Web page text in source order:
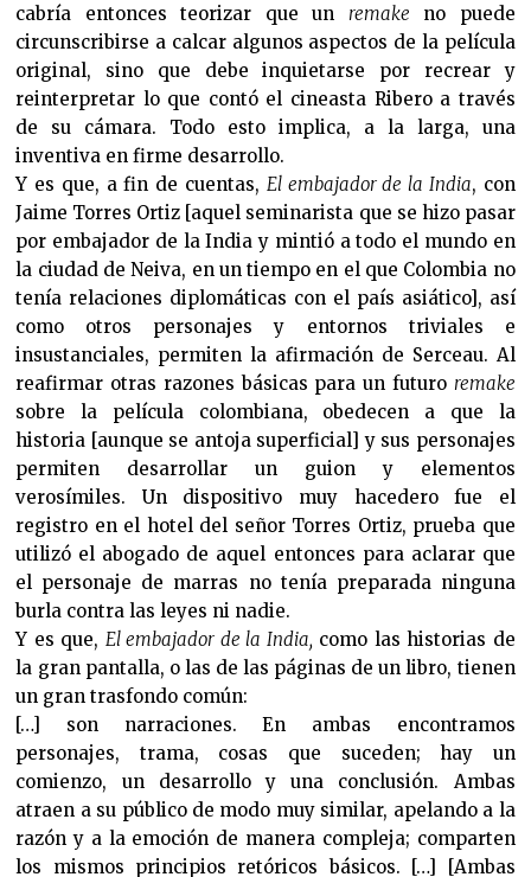
cabría entonces teorizar que un remake no puede
circunscribirse a calcar algunos aspectos de la película
original, sino que debe inquietarse por recrear y
reinterpretar lo que contó el cineasta Ribero a través
de su cámara. Todo esto implica, a la larga, una
inventiva en firme desarrollo.
Y es que, a fin de cuentas, El embajador de la India, con
Jaime Torres Ortiz [aquel seminarista que se hizo pasar
por embajador de la India y mintió a todo el mundo en
la ciudad de Neiva, en un tiempo en el que Colombia no
tenía relaciones diplomáticas con el país asiático], así
como otros personajes y entornos triviales e
insustanciales, permiten la afirmación de Serceau. Al
reafirmar otras razones básicas para un futuro remake
sobre la película colombiana, obedecen a que la
historia [aunque se antoja superficial] y sus personajes
permiten desarrollar un guion y elementos
verosímiles. Un dispositivo muy hacedero fue el
registro en el hotel del señor Torres Ortiz, prueba que
utilizó el abogado de aquel entonces para aclarar que
el personaje de marras no tenía preparada ninguna
burla contra las leyes ni nadie.
Y es que, El embajador de la India, como las historias de
la gran pantalla, o las de las páginas de un libro, tienen
un gran trasfondo común:
[…] son narraciones. En ambas encontramos
personajes, trama, cosas que suceden; hay un
comienzo, un desarrollo y una conclusión. Ambas
atraen a su público de modo muy similar, apelando a la
razón y a la emoción de manera compleja; comparten
los mismos principios retóricos básicos. […] [Ambas